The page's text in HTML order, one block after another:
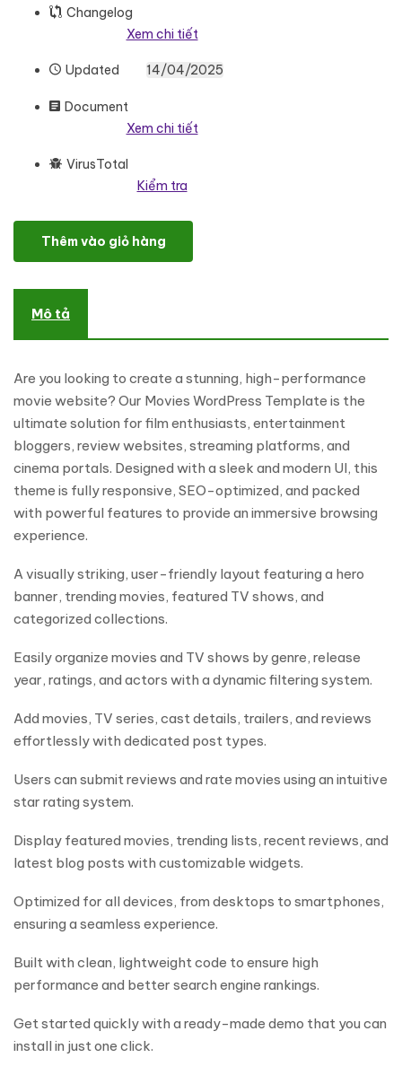
Changelog
Xem chi tiết
Updated 14/04/2025
Document
Xem chi tiết
VirusTotal
Kiểm tra
Movies - Movie And Film Studio WordPress Elementor Theme
Thêm vào giỏ hàng
Mô tả
Are you looking to create a stunning, high-performance
movie website? Our Movies WordPress Template is the
ultimate solution for film enthusiasts, entertainment
bloggers, review websites, streaming platforms, and
cinema portals. Designed with a sleek and modern UI, this
theme is fully responsive, SEO-optimized, and packed
with powerful features to provide an immersive browsing
experience.
A visually striking, user-friendly layout featuring a hero
banner, trending movies, featured TV shows, and
categorized collections.
Easily organize movies and TV shows by genre, release
year, ratings, and actors with a dynamic filtering system.
Add movies, TV series, cast details, trailers, and reviews
effortlessly with dedicated post types.
Users can submit reviews and rate movies using an intuitive
star rating system.
Display featured movies, trending lists, recent reviews, and
latest blog posts with customizable widgets.
Optimized for all devices, from desktops to smartphones,
ensuring a seamless experience.
Built with clean, lightweight code to ensure high
performance and better search engine rankings.
Get started quickly with a ready-made demo that you can
install in just one click.